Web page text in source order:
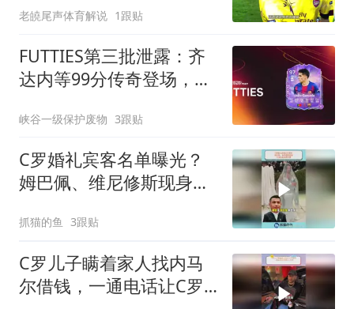
塔
老皢尾声体育解说 1跟贴
FUTTIES第三批泄露：齐
达内等99分传奇登场，姆
峡谷一级保护废物 3跟贴
C罗婚礼宾客名单曝光？
姆巴佩、维尼修斯现身，
抓猫的鱼 3跟贴
C罗儿子瞒着家人找内马
尔借钱，一通电话让C罗